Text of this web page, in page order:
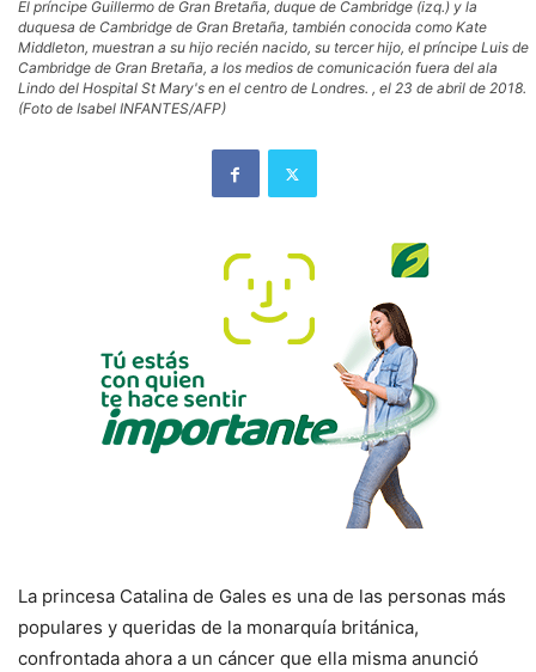
El príncipe Guillermo de Gran Bretaña, duque de Cambridge (izq.) y la
duquesa de Cambridge de Gran Bretaña, también conocida como Kate
Middleton, muestran a su hijo recién nacido, su tercer hijo, el príncipe Luis de
Cambridge de Gran Bretaña, a los medios de comunicación fuera del ala
Lindo del Hospital St Mary's en el centro de Londres. , el 23 de abril de 2018.
(Foto de Isabel INFANTES/AFP)
La princesa Catalina de Gales es una de las personas más
populares y queridas de la monarquía británica,
confrontada ahora a un cáncer que ella misma anunció